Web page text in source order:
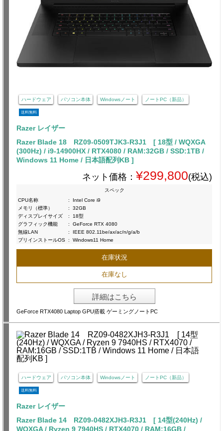
ハードウェア パソコン本体 Windowsノート ノートPC（新品）
送料無料
Razer レイザー
Razer Blade 18 RZ09-0509TJK3-R3J1 [ 18型 / WQXGA
(300Hz) / i9-14900HX / RTX4080 / RAM:32GB / SSD:1TB /
Windows 11 Home / 日本語配列KB ]
ネット価格： ¥299,800(税込)
スペック
CPU名称
:
Intel Core i9
メモリ（標準）
:
32GB
ディスプレイサイズ
:
18型
グラフィック機能
:
GeForce RTX 4080
無線LAN
:
IEEE 802.11be/ax/ac/n/g/a/b
プリインストールOS : Windows11 Home
在庫状況
在庫なし
詳細はこちら
GeForce RTX4080 Laptop GPU搭載 ゲーミングノートPC
ハードウェア パソコン本体 Windowsノート ノートPC（新品）
送料無料
Razer レイザー
Razer Blade 14 RZ09-0482XJH3-R3J1 [ 14型(240Hz) /
WQXGA / Ryzen 9 7940HS / RTX4070 / RAM:16GB /